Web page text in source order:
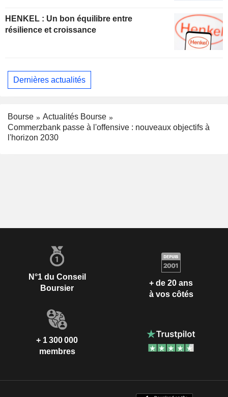
HENKEL : Un bon équilibre entre
résilience et croissance
Dernières actualités
Bourse
Actualités Bourse
Commerzbank passe à l'offensive : nouveaux objectifs à
l'horizon 2030
N°1 du Conseil
Boursier
+ de 20 ans
à vos côtés
+ 1 300 000
membres